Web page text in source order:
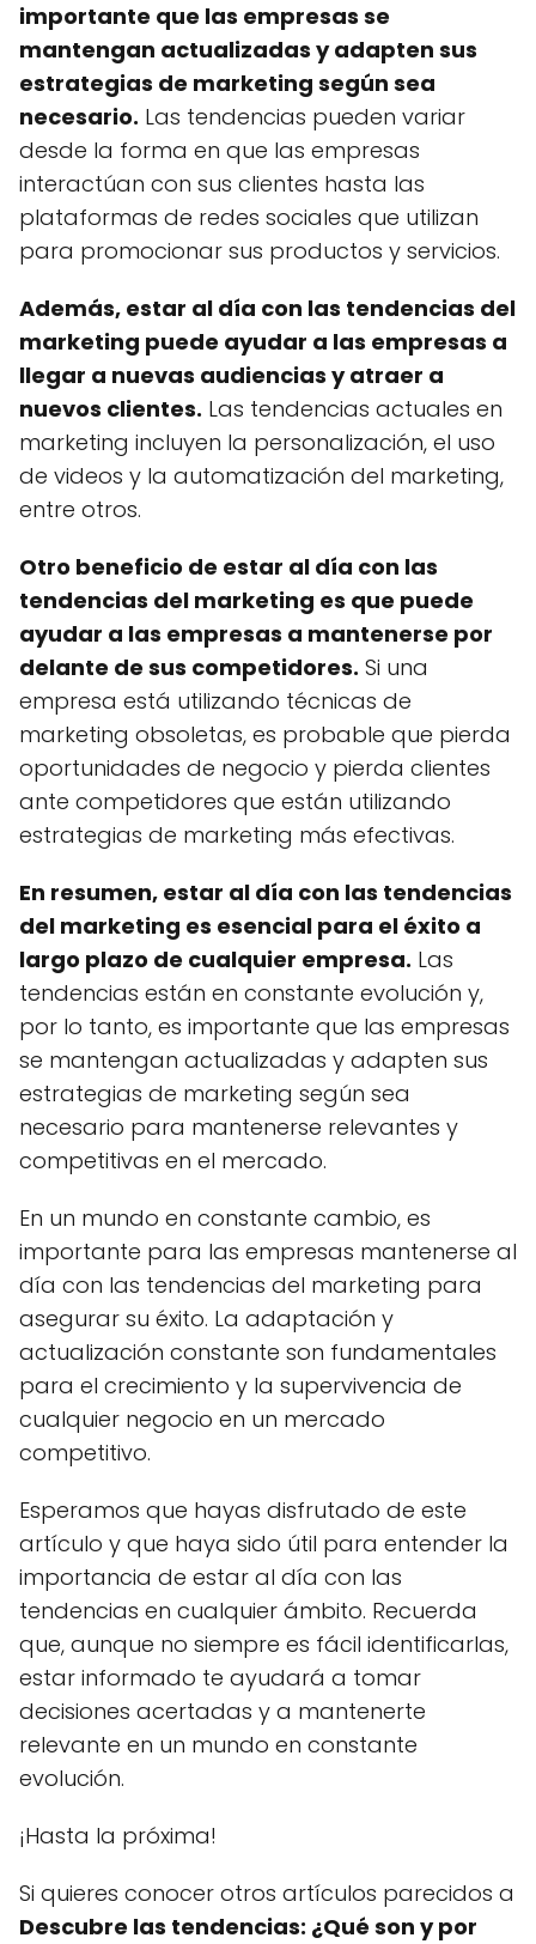
importante que las empresas se
mantengan actualizadas y adapten sus
estrategias de marketing según sea
necesario. Las tendencias pueden variar
desde la forma en que las empresas
interactúan con sus clientes hasta las
plataformas de redes sociales que utilizan
para promocionar sus productos y servicios.
Además, estar al día con las tendencias del
marketing puede ayudar a las empresas a
llegar a nuevas audiencias y atraer a
nuevos clientes. Las tendencias actuales en
marketing incluyen la personalización, el uso
de videos y la automatización del marketing,
entre otros.
Otro beneficio de estar al día con las
tendencias del marketing es que puede
ayudar a las empresas a mantenerse por
delante de sus competidores. Si una
empresa está utilizando técnicas de
marketing obsoletas, es probable que pierda
oportunidades de negocio y pierda clientes
ante competidores que están utilizando
estrategias de marketing más efectivas.
En resumen, estar al día con las tendencias
del marketing es esencial para el éxito a
largo plazo de cualquier empresa. Las
tendencias están en constante evolución y,
por lo tanto, es importante que las empresas
se mantengan actualizadas y adapten sus
estrategias de marketing según sea
necesario para mantenerse relevantes y
competitivas en el mercado.
En un mundo en constante cambio, es
importante para las empresas mantenerse al
día con las tendencias del marketing para
asegurar su éxito. La adaptación y
actualización constante son fundamentales
para el crecimiento y la supervivencia de
cualquier negocio en un mercado
competitivo.
Esperamos que hayas disfrutado de este
artículo y que haya sido útil para entender la
importancia de estar al día con las
tendencias en cualquier ámbito. Recuerda
que, aunque no siempre es fácil identificarlas,
estar informado te ayudará a tomar
decisiones acertadas y a mantenerte
relevante en un mundo en constante
evolución.
¡Hasta la próxima!
Si quieres conocer otros artículos parecidos a
Descubre las tendencias: ¿Qué son y por